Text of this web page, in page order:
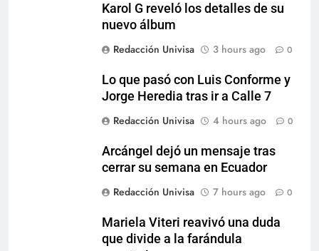
Karol G reveló los detalles de su
nuevo álbum
Redacción Univisa
3 hours ago 0
Lo que pasó con Luis Conforme y
Jorge Heredia tras ir a Calle 7
Redacción Univisa
4 hours ago 0
Arcángel dejó un mensaje tras
cerrar su semana en Ecuador
Redacción Univisa
7 hours ago 0
Mariela Viteri reavivó una duda
que divide a la farándula